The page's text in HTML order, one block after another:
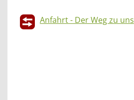
Anfahrt - Der Weg zu uns